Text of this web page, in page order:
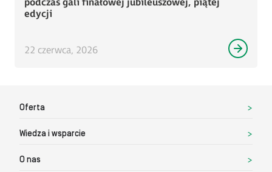
podczas gali finałowej jubileuszowej, piątej
edycji
22 czerwca, 2026
Oferta
Wiedza i wsparcie
O nas